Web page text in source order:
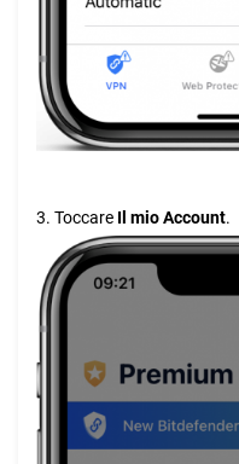
3. Toccare Il mio Account.